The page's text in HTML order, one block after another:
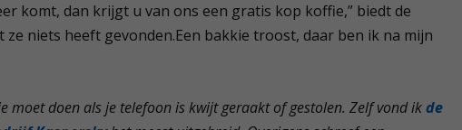
komt, dan krijgt u van ons een gratis kop koffie,” biedt de
niets heeft gevonden.Een bakkie troost, daar ben ik na mijn
moet doen als je telefoon is kwijt geraakt of gestolen. Zelf vond ikde